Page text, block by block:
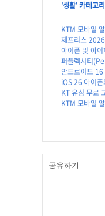
'생활' 카테고
KTM 모바일
제프리스
아이폰 및 아
퍼플렉시티
안드로이드
iOS 26 아이폰
KT 유심 무료
KTM 모바일
공유하기